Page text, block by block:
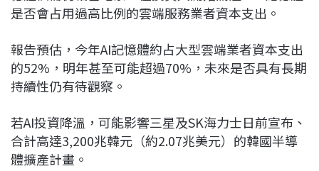
是否會占用過高比例的雲端服務業者資本支出。
報告預估，今年AI記憶體約占大型雲端業者資本支出
的52%，明年甚至可能超過70%，未來是否具有長期
持續性仍有待觀察。
若AI投資降溫，可能影響三星及SK海力士日前宣布、
合計高達3,200兆韓元（約2.07兆美元）的韓國半導
體擴產計畫。